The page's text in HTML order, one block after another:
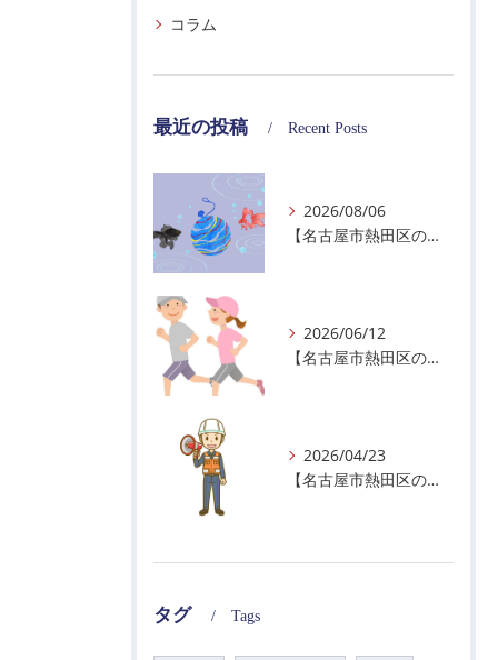
コラム
最近の投稿 Recent Posts
2026/08/06
【名古屋市熱田区の警備会社】夏季休業のお知らせ
2026/06/12
【名古屋市熱田区の警備会社】暑熱順化で熱中症対策を！
2026/04/23
【名古屋市熱田区の警備会社】GWの面接状況について！
タグ Tags